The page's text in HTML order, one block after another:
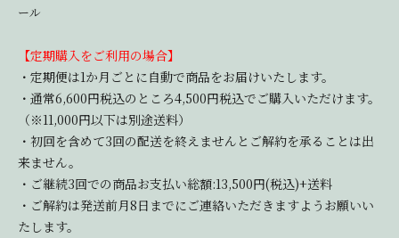
ール
【定期購入をご利用の場合】
・定期便は1か月ごとに自動で商品をお届けいたします。
・通常6,600円税込のところ4,500円税込でご購入いただけます。
（※11,000円以下は別途送料）
・初回を含めて3回の配送を終えませんとご解約を承ることは出
来ません。
・ご継続3回での商品お支払い総額:13,500円(税込)+送料
・ご解約は発送前月8日までにご連絡いただきますようお願いい
たします。